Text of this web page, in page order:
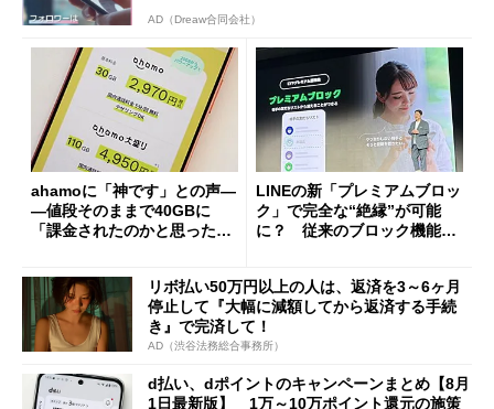
AD（Dreaw合同会社）
ahamoに「神です」との声―
―値段そのままで40GBに
「課金されたのかと思った」
LINEの新「プレミアムブロッ
ク」で完全な“絶縁”が可能
に？ 従来のブロック機能と
リボ払い50万円以上の人は、返済を3～6ヶ月
停止して『大幅に減額してから返済する手続
き』で完済して！
AD（渋谷法務総合事務所）
d払い、dポイントのキャンペーンまとめ【8月
1日最新版】 1万～10万ポイント還元の施策